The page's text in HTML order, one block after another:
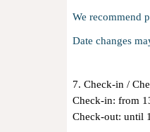
We recommend
Date changes
7. Check-in /
Check-in: from
Check-out: until